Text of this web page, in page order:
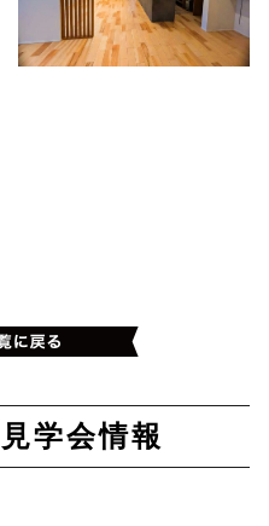
学会情報